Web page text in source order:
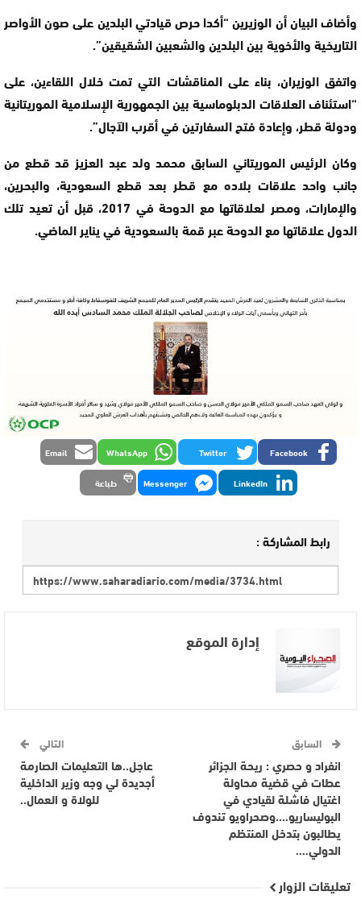
وأضاف البيان أن الوزيرين “أكدا حرص قيادتي البلدين على صون الأواصر
التاريخية والأخوية بين البلدين والشعبين الشقيقين”.
واتفق الوزيران، بناء على المناقشات التي تمت خلال اللقاءين، على
“استئناف العلاقات الدبلوماسية بين الجمهورية الإسلامية الموريتانية
ودولة قطر، وإعادة فتح السفارتين في أقرب الآجال”.
وكان الرئيس الموريتاني السابق محمد ولد عبد العزيز قد قطع من
جانب واحد علاقات بلاده مع قطر بعد قطع السعودية، والبحرين،
والإمارات، ومصر لعلاقاتها مع الدوحة في 2017، قبل أن تعيد تلك
الدول علاقاتها مع الدوحة عبر قمة بالسعودية في يناير الماضي.
Facebook
Twitter
WhatsApp
Email
LinkedIn
Messenger طباعة
رابط المشاركة :
إدارة الموقع
السابق
انفراد و حصري : ريحة الجزائر
عطات في قضية محاولة
اغتيال فاشلة لقيادي في
البوليساريو….وصحراويو تندوف
يطالبون بتدخل المنتظم
الدولي….
التالي
عاجل..ها التعليمات الصارمة
أجديدة لي وجه وزير الداخلية
للولاة و العمال..
تعليقات الزوار